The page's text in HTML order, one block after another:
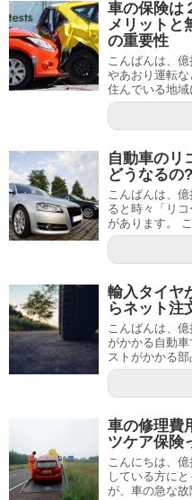
車の保険は
メリットと
の重要性
こんばんは、
やあおり運転な
住んでいる地
自動車のリ
どうなるの?
こんばんは、
ると時々「リ
があります。
輸入タイヤ
らネット注
こんばんは、
がかかる自動
ストがかかる
車の修理費
ツケア保険
こんにちは、
している方に
が、車の急な